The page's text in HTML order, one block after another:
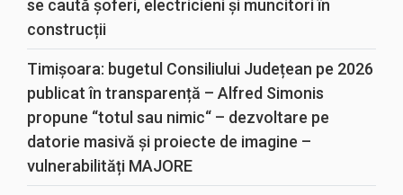
se caută șoferi, electricieni și muncitori în
construcții
Timișoara: bugetul Consiliului Județean pe 2026
publicat în transparență – Alfred Simonis
propune “totul sau nimic“ – dezvoltare pe
datorie masivă și proiecte de imagine –
vulnerabilități MAJORE